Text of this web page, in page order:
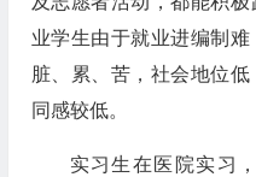
业学生由于就业进编制
脏、累、苦，社会地位
同感较低。
实习生在医院实习